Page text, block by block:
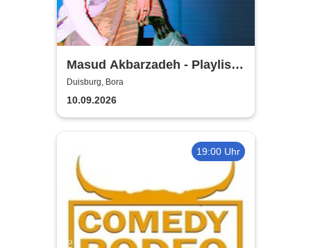
Masud Akbarzadeh - Playlist -
Tour 2026
Duisburg, Bora
10.09.2026
19:00 Uhr